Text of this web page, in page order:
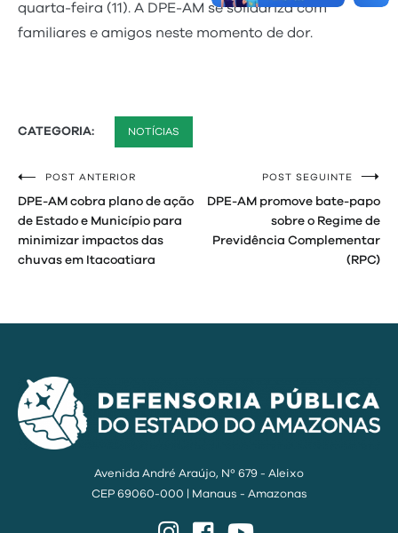
quarta-feira (11). A DPE-AM se solidariza com
familiares e amigos neste momento de dor.
CATEGORIA: NOTÍCIAS
Navegação
de
Post
POST ANTERIOR
DPE-AM cobra plano de ação
de Estado e Município para
minimizar impactos das
chuvas em Itacoatiara
POST SEGUINTE
DPE-AM promove bate-papo
sobre o Regime de
Previdência Complementar
(RPC)
Avenida André Araújo, Nº 679 - Aleixo
CEP 69060-000 | Manaus - Amazonas
InstagramFacebook